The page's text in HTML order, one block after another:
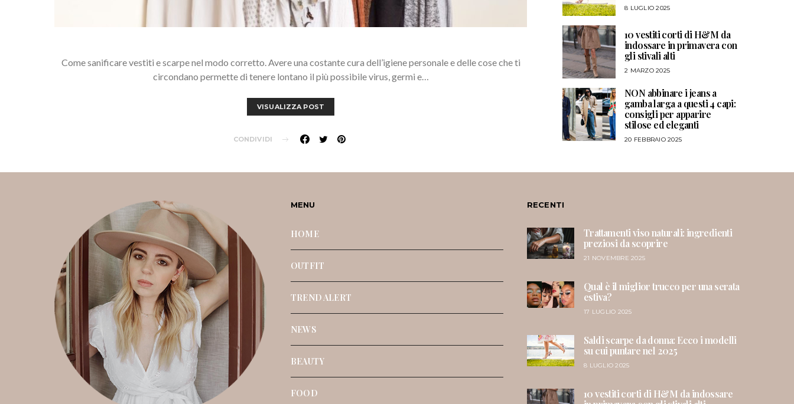
Come sanificare vestiti e scarpe nel modo corretto. Avere una costante cura dell’igiene personale e delle cose che ti
circondano permette di tenere lontano il più possibile virus, germi e…
VISUALIZZA POST
CONDIVIDI
8 LUGLIO 2025
10 vestiti corti di H&M da
indossare in primavera con
gli stivali alti
2 MARZO 2025
NON abbinare i jeans a
gamba larga a questi 4 capi:
consigli per apparire
stilose ed eleganti
20 FEBBRAIO 2025
MENU
HOME
OUTFIT
TREND ALERT
NEWS
BEAUTY
FOOD
RECENTI
Trattamenti viso naturali: ingredienti
preziosi da scoprire
21 NOVEMBRE 2025
Qual è il miglior trucco per una serata
estiva?
17 LUGLIO 2025
Saldi scarpe da donna: Ecco i modelli
su cui puntare nel 2025
8 LUGLIO 2025
10 vestiti corti di H&M da indossare